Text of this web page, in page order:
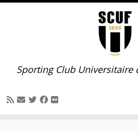
Passer
Sporting Club Universitaire